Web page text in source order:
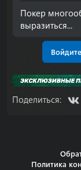
Покер
выразиться...
Поделиться:
Политика